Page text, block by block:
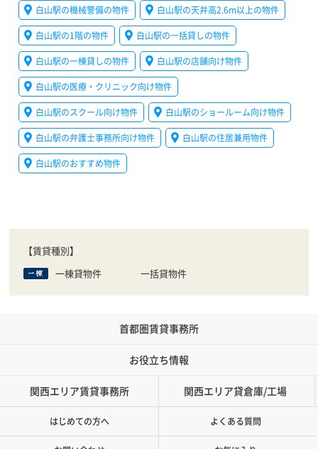
白山駅の機械警備の物件 白山駅の天井高2.6m以上の物件
白山駅の1階の物件 白山駅の一括貸しの物件
白山駅の一棟貸しの物件 白山駅の店舗向け物件
白山駅の医療・クリニック向け物件
白山駅のスクール向け物件 白山駅のショールーム向け物件
白山駅の弁護士事務所向け物件 白山駅の住居兼用物件
白山駅のおすすめ物件
【賃貸種別】
一棟貸物件
一括貸物件
首都圏賃貸事務所
お役立ち情報
関西エリア賃貸事務所 関西エリア貸倉庫/工場
はじめての方へ よくある質問